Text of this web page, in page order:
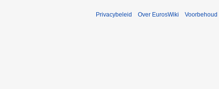
Privacybeleid Over EurosWiki Voorbehoud